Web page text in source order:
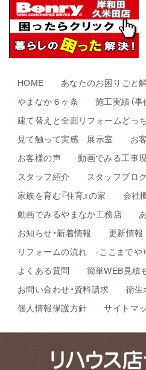
HOME
あなたのお困りごと
やまなか６ヶ条
施工実績（
建て替えと全面リフォームどっ
見て触って実感 展示室
お
お客様の声
動画でみる工事
スタッフ紹介
スタッフブロ
家族を育む『住育』の家
会社
動画でみるやまなか工務店
お知らせ・新着情報
更新情報
リフォームの流れ -ここまでや
よくある質問
簡単WEB見積
お問い合わせ・資料請求
衛生
個人情報保護方針
サイトマ